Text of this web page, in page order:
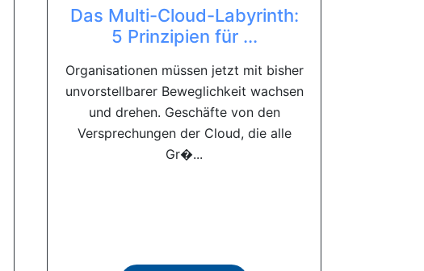
Das Multi-Cloud-Labyrinth:
5 Prinzipien für ...
Organisationen müssen jetzt mit bisher
unvorstellbarer Beweglichkeit wachsen
und drehen. Geschäfte von den
Versprechungen der Cloud, die alle
Gr�...